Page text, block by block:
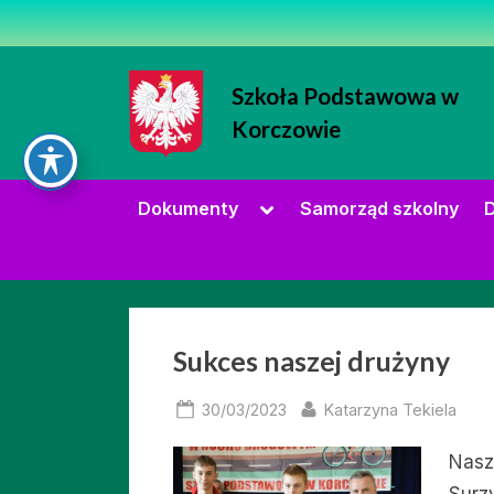
Skip
to
Szkoła Podstawowa w
Korczowie
Dokumenty
ToggleSamorząd szkolny
Miesiąc:
marzec
2023
Sukces naszej drużyny
Posted
30/03/2023 By
Katarzyna Tekiela